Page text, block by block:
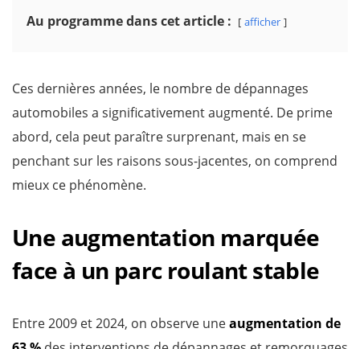
Au programme dans cet article : afficher
Ces dernières années, le nombre de dépannages
automobiles a significativement augmenté. De prime
abord, cela peut paraître surprenant, mais en se
penchant sur les raisons sous-jacentes, on comprend
mieux ce phénomène.
Une augmentation marquée
face à un parc roulant stable
Entre 2009 et 2024, on observe uneaugmentation de